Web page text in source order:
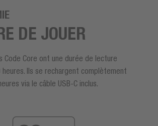
DE JOUER
Code Core ont une durée de lecture
Ils se rechargent complètement
via le câble USB-C inclus.